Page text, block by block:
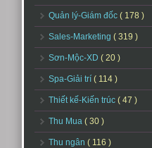
Quản lý-Giám đốc ( 178 )
Sales-Marketing ( 319 )
Sơn-Mộc-XD ( 20 )
Spa-Giải trí ( 114 )
Thiết kế-Kiến trúc ( 47 )
Thu Mua ( 30 )
Thu ngân ( 116 )